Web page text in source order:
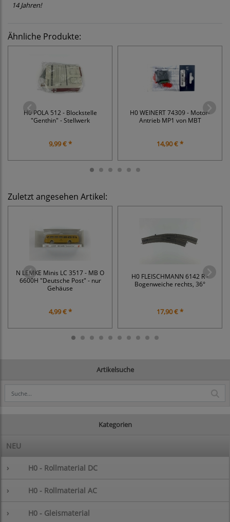
Artikelsuche
Kategorien
NEU
› H0 - Rollmaterial DC
› H0 - Rollmaterial AC
› H0 - Gleismaterial
14 Jahren!
Ähnliche Produkte:
H0 POLA 512 - Blockstelle
"Genthin" - Stellwerk
9,99 € *
H0 WEINERT 74309 - Motor-
Antrieb MP1 von MBT
14,90 € *
Zuletzt angesehen Artikel:
N LEMKE Minis LC 3517 - MB O
6600H "Deutsche Post" - nur
Gehäuse
4,99 € *
H0 FLEISCHMANN 6142 R -
Bogenweiche rechts, 36°
17,90 € *